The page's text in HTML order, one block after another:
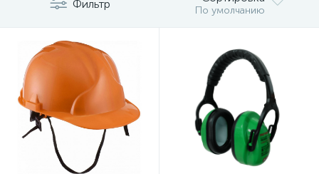
Фильтр По умолчанию